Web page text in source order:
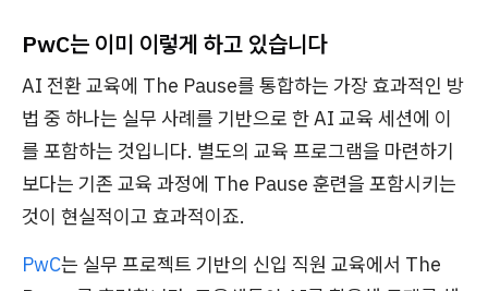
PwC는 이미 이렇게 하고 있습니다
AI 전환 교육에 The Pause를 통합하는 가장 효과적인 방
법 중 하나는 실무 사례를 기반으로 한 AI 교육 세션에 이
를 포함하는 것입니다. 별도의 교육 프로그램을 마련하기
보다는 기존 교육 과정에 The Pause 훈련을 포함시키는
것이 현실적이고 효과적이죠.
PwC는 실무 프로젝트 기반의 신입 직원 교육에서 The